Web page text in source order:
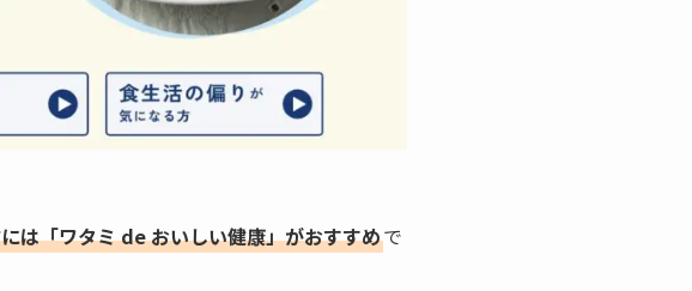
は「ワタミ de おいしい健康」がおすすめで